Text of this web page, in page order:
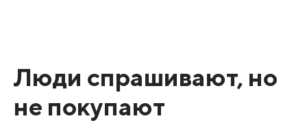
Люди спрашивают, но
не покупают